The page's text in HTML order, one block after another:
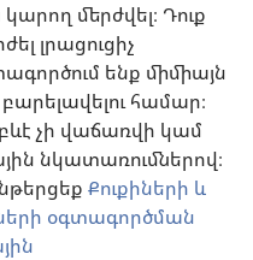
մերժվել։ Դուք
լրացուցիչ
ենք միմիայն
համար։
չի վաճառվի կամ
նկատառումներով։
Քուքիների և
օգտագործման